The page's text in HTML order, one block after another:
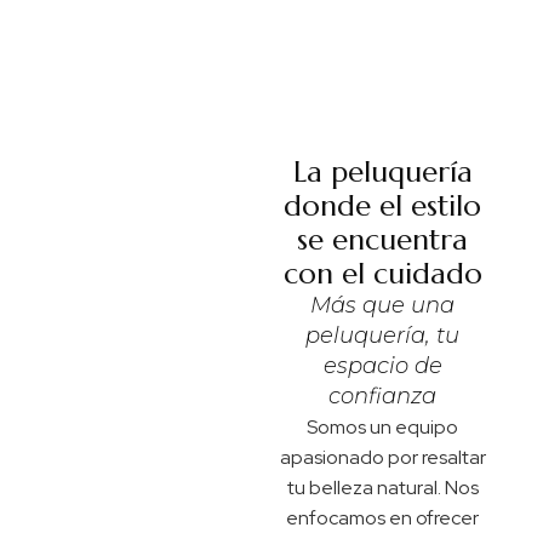
La peluquería
donde el estilo
se encuentra
con el cuidado
Más que una
peluquería, tu
espacio de
confianza
Somos un equipo
apasionado por resaltar
tu belleza natural. Nos
enfocamos en ofrecer